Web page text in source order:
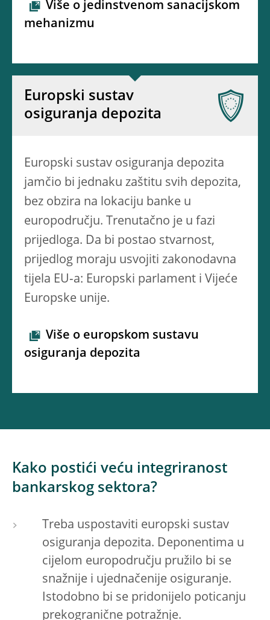
Više o jedinstvenom sanacijskom
mehanizmu
Europski sustav
osiguranja depozita
Europski sustav osiguranja depozita
jamčio bi jednaku zaštitu svih depozita,
bez obzira na lokaciju banke u
europodručju. Trenutačno je u fazi
prijedloga. Da bi postao stvarnost,
prijedlog moraju usvojiti zakonodavna
tijela EU‑a: Europski parlament i Vijeće
Europske unije.
Više o europskom sustavu
osiguranja depozita
Kako postići veću integriranost
bankarskog sektora?
Treba uspostaviti europski sustav
osiguranja depozita. Deponentima u
cijelom europodručju pružilo bi se
snažnije i ujednačenije osiguranje.
Istodobno bi se pridonijelo poticanju
prekogranične potražnje.